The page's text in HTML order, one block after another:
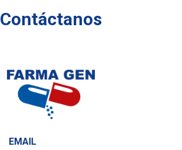
Contáctanos
EMAIL